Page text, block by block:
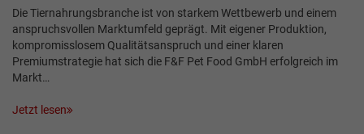
Die Tiernahrungsbranche ist von starkem Wettbewerb und einem
anspruchsvollen Markt­umfeld geprägt. Mit eigener Produktion,
kompromisslosem Qualitätsanspruch und einer klaren
Premiumstrategie hat sich die F&F Pet Food GmbH erfolgreich im
Markt…
Jetzt lesen